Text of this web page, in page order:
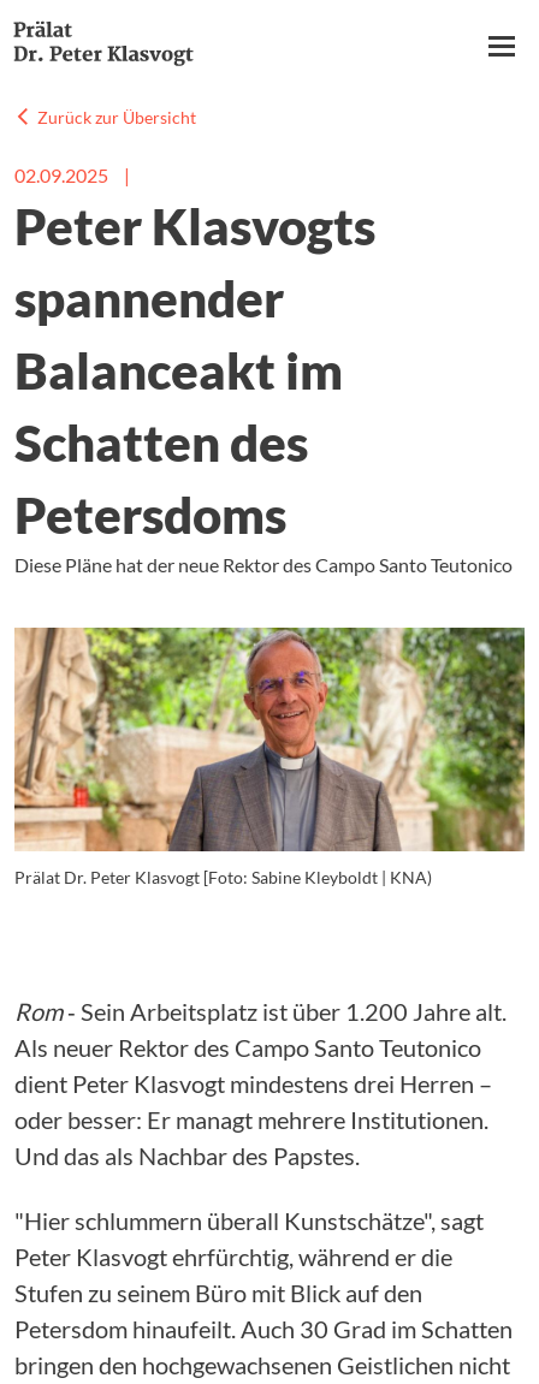
zum
Hauptnavigation
AUFGABEN
INITIATIVEN
KOLUMNEN & IMPULSE
ZUR PERSON
PUBLIKATIONEN
Zurück zur Übersicht
02.09.2025 |
Peter Klasvogts
spannender
Balanceakt im
Schatten des
Petersdoms
Diese Pläne hat der neue Rektor des Campo Santo Teutonico
Prälat Dr. Peter Klasvogt [Foto: Sabine Kleyboldt | KNA)
Rom‐ Sein Arbeitsplatz ist über 1.200 Jahre alt.
Als neuer Rektor des Campo Santo Teutonico
dient Peter Klasvogt mindestens drei Herren –
oder besser: Er managt mehrere Institutionen.
Und das als Nachbar des Papstes.
"Hier schlummern überall Kunstschätze", sagt
Peter Klasvogt ehrfürchtig, während er die
Stufen zu seinem Büro mit Blick auf den
Petersdom hinaufeilt. Auch 30 Grad im Schatten
bringen den hochgewachsenen Geistlichen nicht